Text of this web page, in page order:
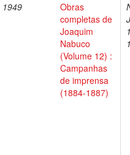
1949
Obras
completas de
Joaquim
Nabuco
(Volume 12) :
Campanhas
de imprensa
(1884-1887)